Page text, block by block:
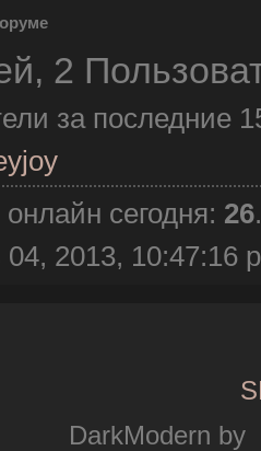
2
за последние
сегодня: 26
2013, 10:47:16
DarkModern by